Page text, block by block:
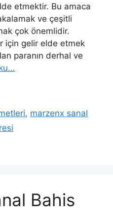
etmektir. Bu amaca
ve çeşitli
çok önemlidir.
için gelir elde etmek
paranın derhal ve
, marzenx sanal
Bahis